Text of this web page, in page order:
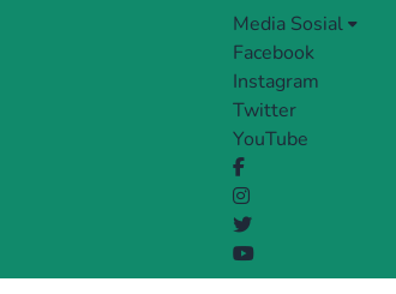
Media Sosial
Facebook
Instagram
Twitter
YouTube